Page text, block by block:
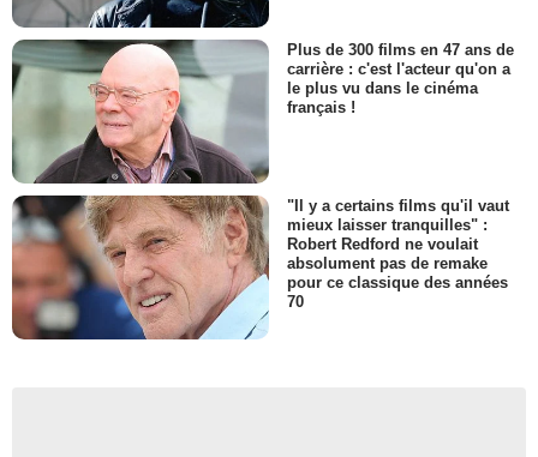
Plus de 300 films en 47 ans de
carrière : c'est l'acteur qu'on a
le plus vu dans le cinéma
français !
"Il y a certains films qu'il vaut
mieux laisser tranquilles" :
Robert Redford ne voulait
absolument pas de remake
pour ce classique des années
70